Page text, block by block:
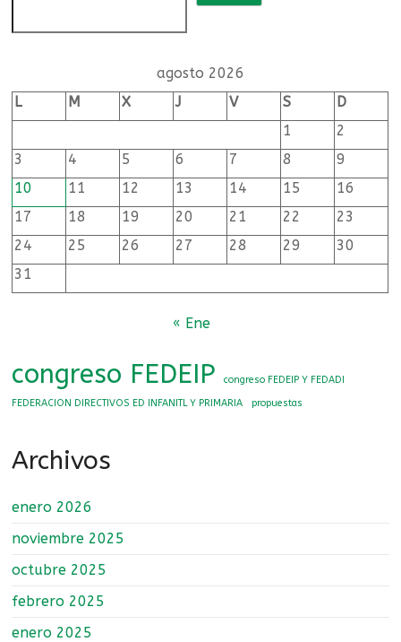
y
de
públicos
de
educación
y
agosto 2026
L
M X J V S
D
1
2
3
4 5 6 7 8
9
10
11 12 13 14 15
16
17
18 19 20 21 22
23
24
25 26 27 28 29
30
31
« Ene
congreso FEDEIP
congreso FEDEIP Y FEDADI
FEDERACION DIRECTIVOS ED INFANITL Y PRIMARIA
propuestas
Archivos
enero 2026
noviembre 2025
octubre 2025
febrero 2025
enero 2025